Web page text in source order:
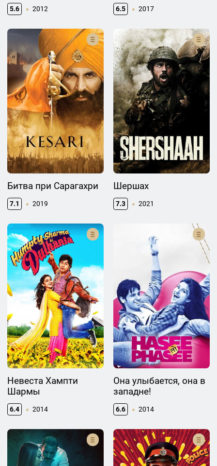
5.6 2012 6.5 2017
Битва при Сарагахри
7.1 2019
Шершах
7.3 2021
Невеста Хампти
Шармы
6.4 2014
Она улыбается, она в
западне!
6.6 2014